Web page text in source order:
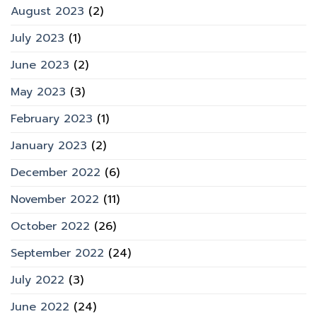
August 2023 (2)
July 2023 (1)
June 2023 (2)
May 2023 (3)
February 2023 (1)
January 2023 (2)
December 2022 (6)
November 2022 (11)
October 2022 (26)
September 2022 (24)
July 2022 (3)
June 2022 (24)